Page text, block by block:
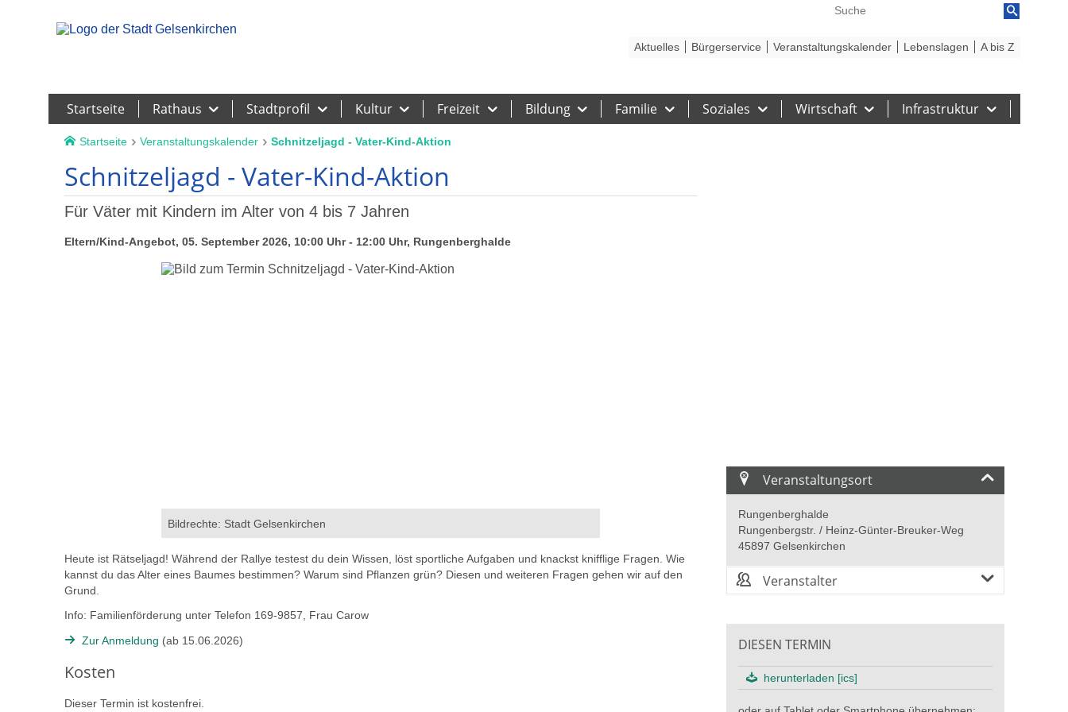
Startseite Rathaus Stadtprofil Kultur Freizeit Bildung Familie Soziales Wirtschaft Infrastruktur
Aktuelles Bürgerservice Veranstaltungskalender Lebenslagen A bis Z
Startseite Veranstaltungskalender Schnitzeljagd - Vater-Kind-Aktion
Schnitzeljagd - Vater-Kind-Aktion
Für Väter mit Kindern im Alter von 4 bis 7 Jahren
Eltern/Kind-Angebot, 05. September 2026, 10:00 Uhr - 12:00 Uhr, Rungenberghalde
Bildrechte: Stadt Gelsenkirchen
Heute ist Rätseljagd! Während der Rallye testest du dein Wissen, löst sportliche Aufgaben und knackst knifflige Fragen. Wie
kannst du das Alter eines Baumes bestimmen? Warum sind Pflanzen grün? Diesen und weiteren Fragen gehen wir auf den
Grund.
Info: Familienförderung unter Telefon 169-9857, Frau Carow
Zur Anmeldung (ab 15.06.2026)
Kosten
Dieser Termin ist kostenfrei.
Veranstaltungsort
Rungenberghalde
Rungenbergstr. / Heinz-Günter-Breuker-Weg
45897 Gelsenkirchen
Veranstalter
DIESEN TERMIN
herunterladen [ics]